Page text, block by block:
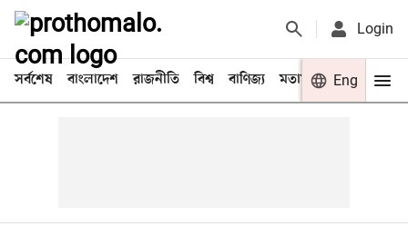
Login
সর্বশেষ বাংলাদেশ রাজনীতি বিশ্ব বাণিজ্য মতামত খেলা
Eng